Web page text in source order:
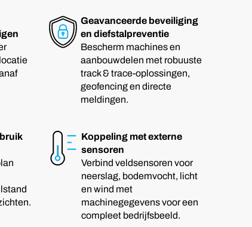
Geavanceerde beveiliging
en diefstalpreventie
Bescherm machines en
aanbouwdelen met robuuste
track & trace-oplossingen,
geofencing en directe
meldingen.
Koppeling met externe
sensoren
Verbind veldsensoren voor
neerslag, bodemvocht, licht
en wind met
machinegegevens voor een
compleet bedrijfsbeeld.